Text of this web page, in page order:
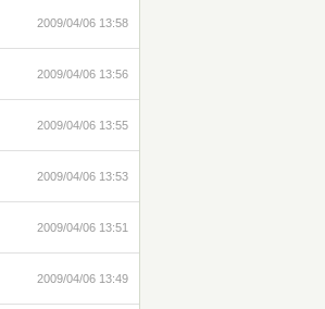
2009/04/06 13:58
2009/04/06 13:56
2009/04/06 13:55
2009/04/06 13:53
2009/04/06 13:51
2009/04/06 13:49